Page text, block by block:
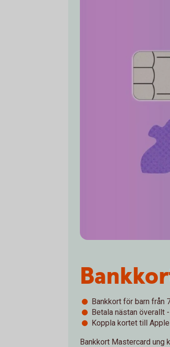
Bankkort för barn från
Betala nästan överallt
Koppla kortet till
Bankkort Mastercard ung